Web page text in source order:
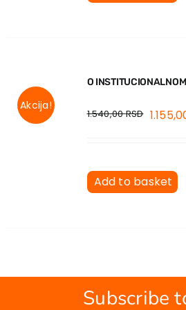
Akcija!
O
1.540,00RSD
Add to basket
Subscribe